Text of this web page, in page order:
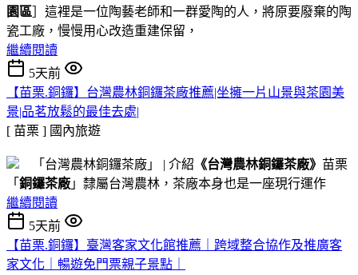
園區 ］這裡是一位陶藝老師和一群愛陶的人，將原要廢棄的陶
瓷工廠，慢慢用心改造重建保留，
繼續閱讀
5天前
【苗栗.銅鑼】台灣農林銅鑼茶廠推薦|坐擁一片山景與茶園美
景|品茗放鬆的最佳去處|
[ 苗栗 ] 國內旅遊
「台灣農林銅鑼茶廠」 | 介紹 《台灣農林銅鑼茶廠》 苗栗
「 銅鑼茶廠 」隸屬台灣農林，茶廠本身也是一座現行運作
繼續閱讀
5天前
【苗栗.銅鑼】臺灣客家文化館推薦｜跨域整合協作及推廣客
家文化｜暢遊免門票親子景點｜